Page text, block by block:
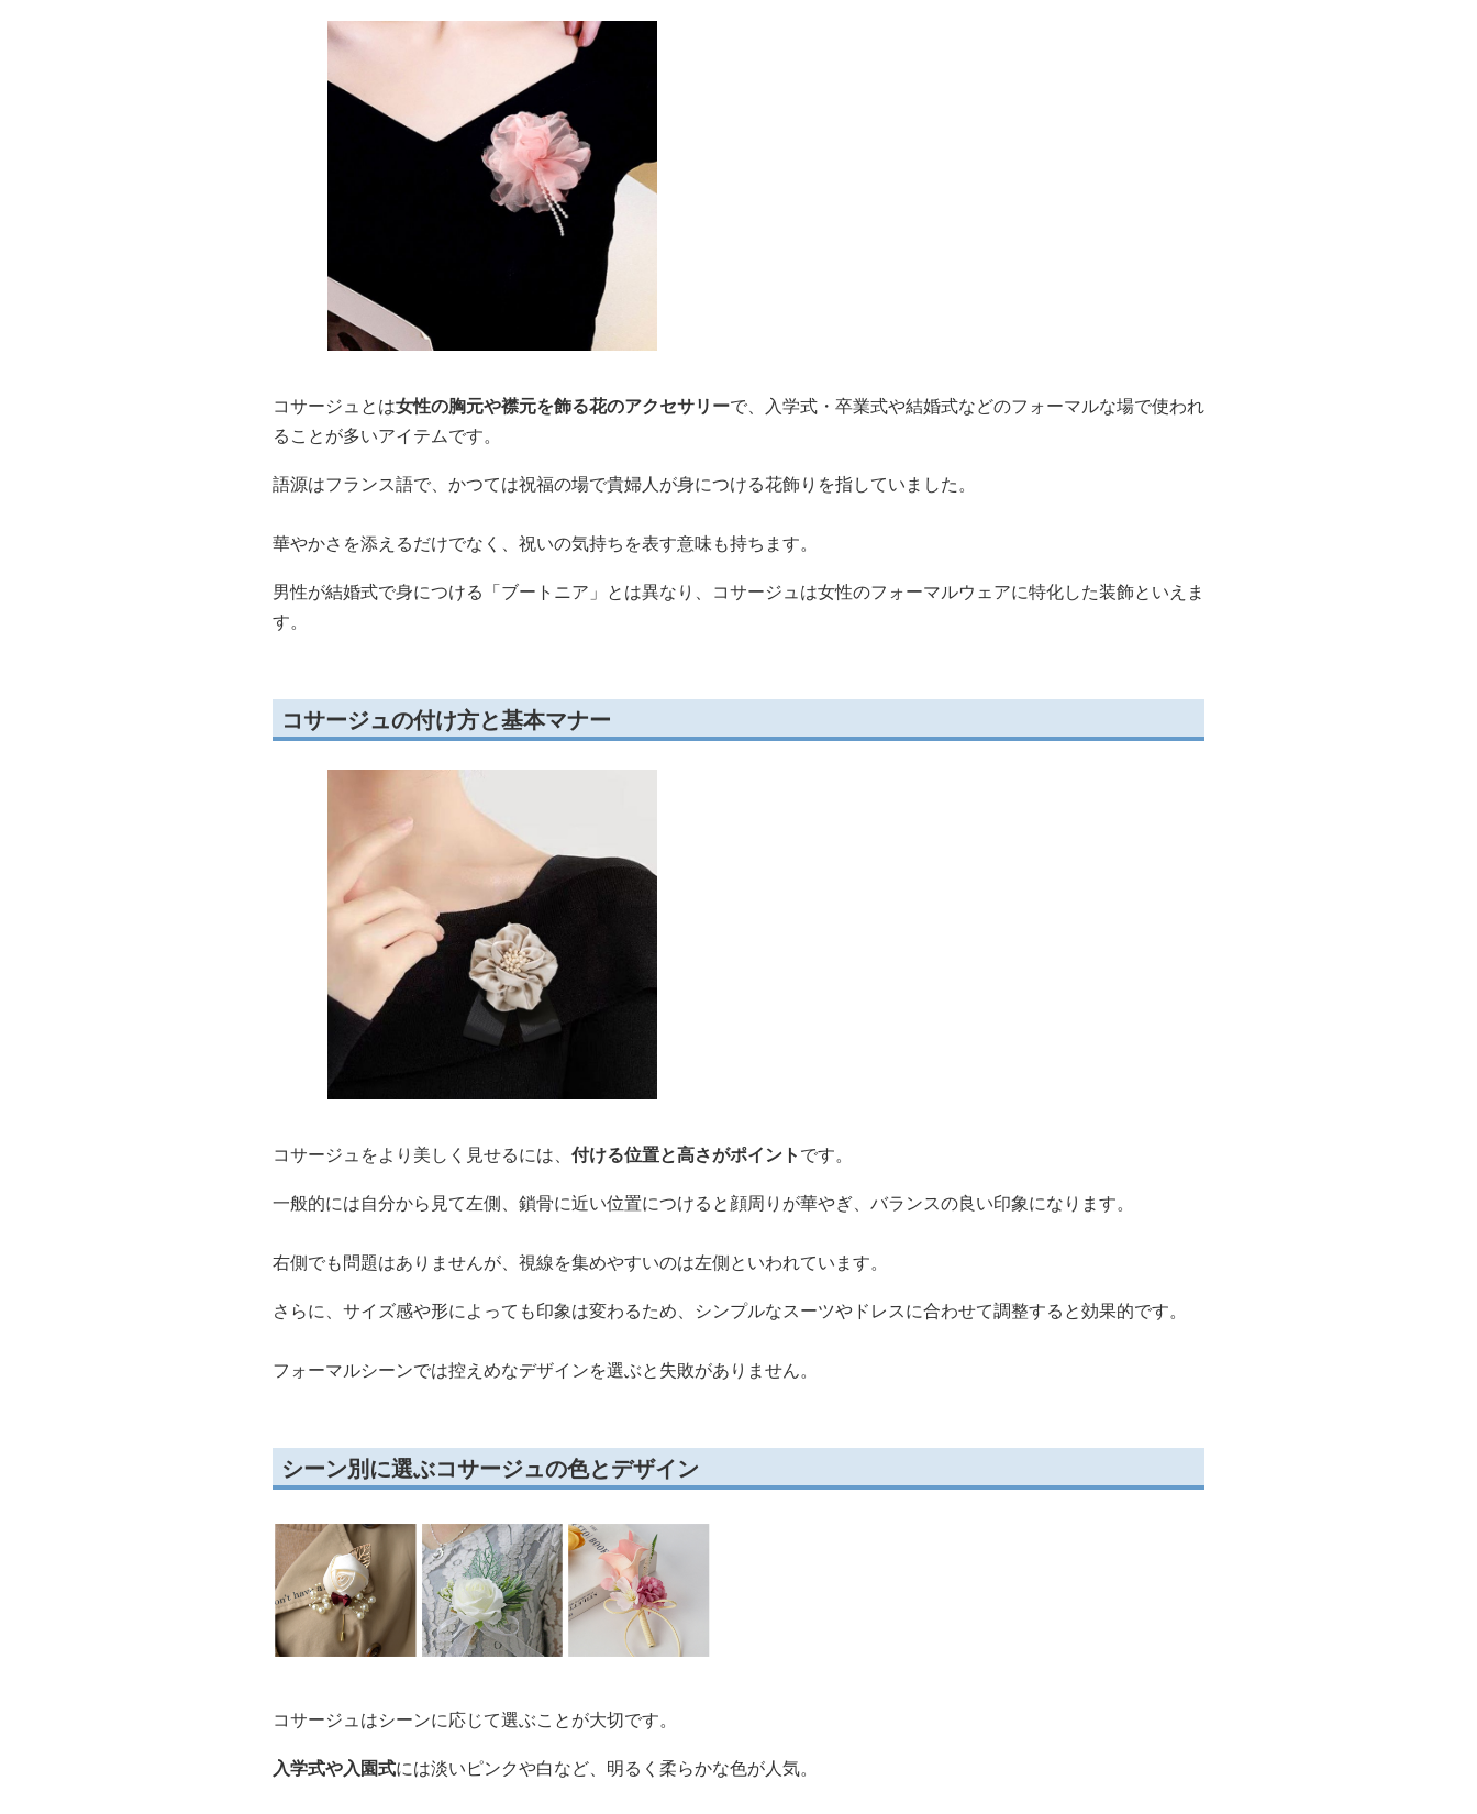
コサージュとは女性の胸元や襟元を飾る花のアクセサリーで、入学式・卒業式や結婚式などのフォーマルな場で使われ
ることが多いアイテムです。
語源はフランス語で、かつては祝福の場で貴婦人が身につける花飾りを指していました。
華やかさを添えるだけでなく、祝いの気持ちを表す意味も持ちます。
男性が結婚式で身につける「ブートニア」とは異なり、コサージュは女性のフォーマルウェアに特化した装飾といえま
す。
コサージュの付け方と基本マナー
コサージュをより美しく見せるには、 付ける位置と高さがポイントです。
一般的には自分から見て左側、鎖骨に近い位置につけると顔周りが華やぎ、バランスの良い印象になります。
右側でも問題はありませんが、視線を集めやすいのは左側といわれています。
さらに、サイズ感や形によっても印象は変わるため、シンプルなスーツやドレスに合わせて調整すると効果的です。
フォーマルシーンでは控えめなデザインを選ぶと失敗がありません。
シーン別に選ぶコサージュの色とデザイン
コサージュはシーンに応じて選ぶことが大切です。
入学式や入園式には淡いピンクや白など、明るく柔らかな色が人気。